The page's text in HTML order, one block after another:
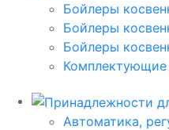
Бойлеры
Бойлеры
Бойлеры
Комплектующие
Автоматика,